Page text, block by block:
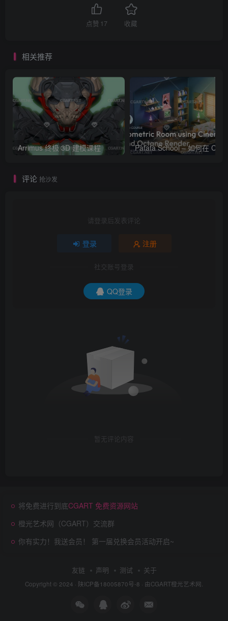
点赞 17 收藏
相关推荐
Arrimus 终极 3D 建模课程
评论 抢沙发
请登录后发表评论
登录 注册
社交账号登录
QQ登录
暂无评论内容
将免费进行到底CGART 免费资源网站
橙光艺术网（CGART）交流群
你有实力！我送会员！ 第一届兑换会员活动开启~
友链 声明 测试 关于
Copyright © 2024 · 陕ICP备18005870号-8 · 由CGART橙光艺术网.